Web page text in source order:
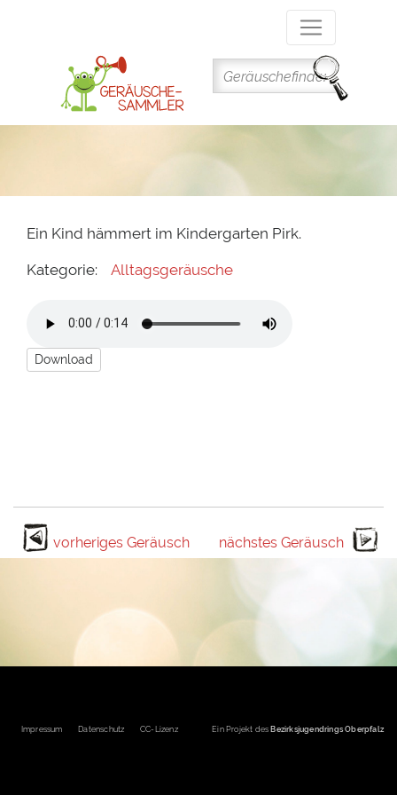
Inhalt
Ein Kind hämmert im Kindergarten Pirk.
Kategorie: Alltagsgeräusche
Download
vorheriges Geräusch nächstes Geräusch
Impressum Datenschutz CC-Lizenz Ein Projekt des Bezirksjugendrings Oberpfalz